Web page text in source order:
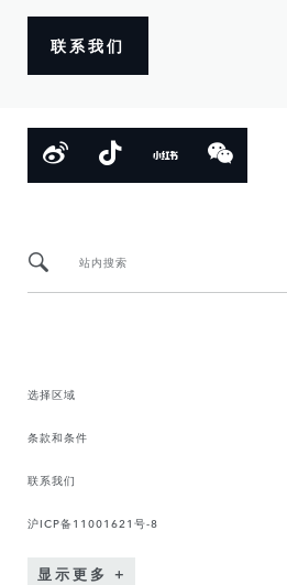
联系我们
站内搜索
选择区域
条款和条件
联系我们
沪ICP备11001621号-8
显示更多